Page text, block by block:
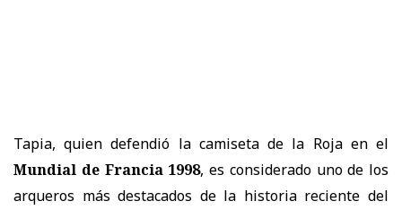
Tapia, quien defendió la camiseta de la Roja en el
Mundial de Francia 1998, es considerado uno de los
arqueros más destacados de la historia reciente del